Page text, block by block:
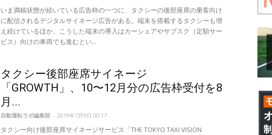
いま満稿状態が続いている広告枠の一つに、タクシーの後部座席の乗客向け
に配信されるデジタルサイネージ広告がある。端末を搭載するタクシーも増
え続けているほか、こうした端末の導入はカーシェアやサブスク（定額サー
ビス）向けの車両でも進むとい...
タクシー後部座席サイネージ
「GROWTH」、10〜12月分の広告枠受付を8
月...
自動運転ラボ編集部 - 2019年7月9日 00:17
タクシー向け後部座席サイネージサービス「THE TOKYO TAXI VISION